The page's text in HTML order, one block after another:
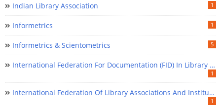
Indian Library Association 1
Informetrics 1
Informetrics & Scientometrics 5
International Federation For Documentation (FID) In Library Science
1
International Federation Of Library Associations And Institutions (IFLA) In Library Science
1